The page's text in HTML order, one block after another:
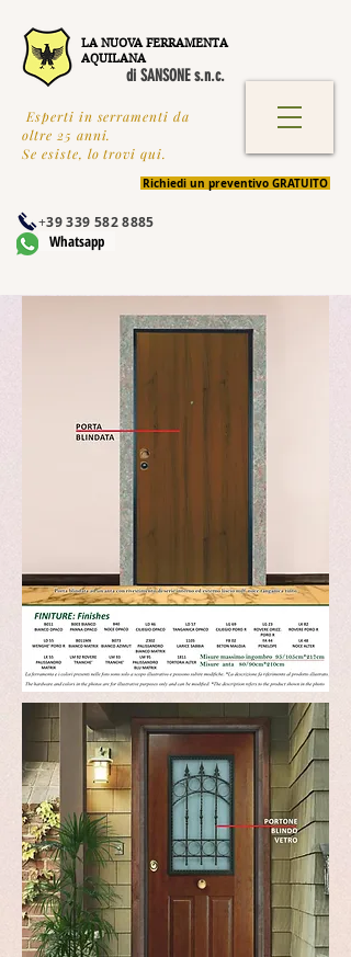
LA NUOVA FERRAMENTA
AQUILANA
di SANSONE s.n.c.
Esperti in serramenti da
oltre 25 anni.
Se esiste, lo trovi qui.
Richiedi un preventivo GRATUITO
+39 339 582 8885
Whatsapp